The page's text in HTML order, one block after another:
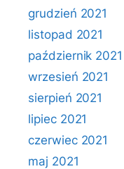
grudzień 2021
listopad 2021
październik 2021
wrzesień 2021
sierpień 2021
lipiec 2021
czerwiec 2021
maj 2021